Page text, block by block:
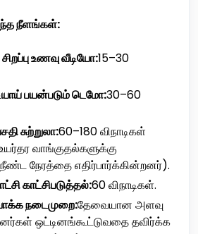
நீளங்கள்:
உணவு வீடியோ:15–30
பயன்படும் டெமோ:30–60
சுற்றுலா:60–180 விநாடிகள்
வாங்குதல்களுக்கு
நேரத்தை எதிர்பார்க்கின்றனர்).
காட்சிபடுத்தல்:60 விநாடிகள்.
நடைமுறை:தேவையான அளவு
ஒட்டினங்கூட்டுவதை தவிர்க்க